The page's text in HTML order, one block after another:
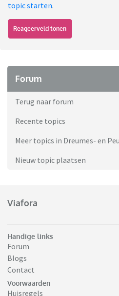
topic starten.
Reageerveld tonen
Forum
Terug naar forum
Recente topics
Meer topics in Dreumes- en
Nieuw topic plaatsen
Viafora
Handige links
Forum
Blogs
Contact
Voorwaarden
Huisregels